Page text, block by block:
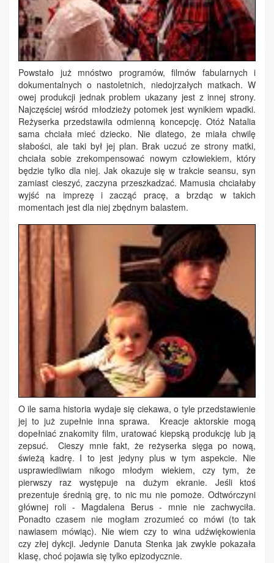
Powstało już mnóstwo programów, filmów fabularnych i
dokumentalnych o nastoletnich, niedojrzałych matkach. W
owej produkcji jednak problem ukazany jest z innej strony.
Najczęściej wśród młodzieży potomek jest wynikiem wpadki.
Reżyserka przedstawiła odmienną koncepcję. Otóż Natalia
sama chciała mieć dziecko. Nie dlatego, że miała chwilę
słabości, ale taki był jej plan. Brak uczuć ze strony matki,
chciała sobie zrekompensować nowym człowiekiem, który
będzie tylko dla niej. Jak okazuje się w trakcie seansu, syn
zamiast cieszyć, zaczyna przeszkadzać. Mamusia chciałaby
wyjść na imprezę i zacząć pracę, a brzdąc w takich
momentach jest dla niej zbędnym balastem.
O ile sama historia wydaje się ciekawa, o tyle przedstawienie
jej to już zupełnie inna sprawa. Kreacje aktorskie mogą
dopełniać znakomity film, uratować kiepską produkcję lub ją
zepsuć. Cieszy mnie fakt, że reżyserka sięga po nową,
świeżą kadrę. I to jest jedyny plus w tym aspekcie. Nie
usprawiedliwiam nikogo młodym wiekiem, czy tym, że
pierwszy raz występuje na dużym ekranie. Jeśli ktoś
prezentuje średnią grę, to nic mu nie pomoże. Odtwórczyni
głównej roli - Magdalena Berus - mnie nie zachwyciła.
Ponadto czasem nie mogłam zrozumieć co mówi (to tak
nawiasem mówiąc). Nie wiem czy to wina udźwiękowienia
czy złej dykcji. Jedynie Danuta Stenka jak zwykle pokazała
klasę, choć pojawia się tylko epizodycznie.